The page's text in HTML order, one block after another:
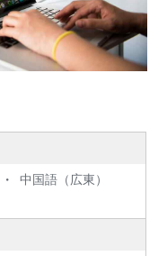
中国語（広東）